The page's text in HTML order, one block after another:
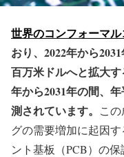
世界のコンフォーマ
おり、2022年から
百万米ドルへと拡大
年から2031年の間、
測されています。 こ
グの需要増加に起因
ント基板（PCB）の